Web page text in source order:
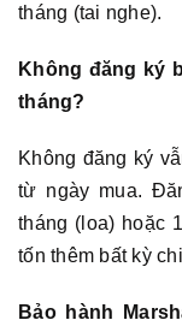
tháng (tai nghe).
Không đăng ký
tháng?
Không đăng ký
từ ngày mua.
tháng (loa) hoặc
tốn thêm bất kỳ
Bảo hành